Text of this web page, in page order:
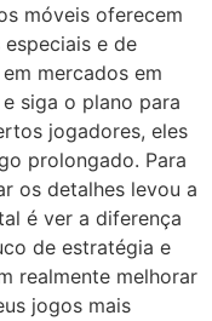
móveis oferecem
e de
mercados em
siga o plano para
jogadores, eles
prolongado. Para
os detalhes levou a
é ver a diferença
de estratégia e
realmente melhorar
jogos mais